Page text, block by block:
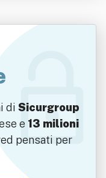
di Sicurgroup
e 13 milioni
pensati per